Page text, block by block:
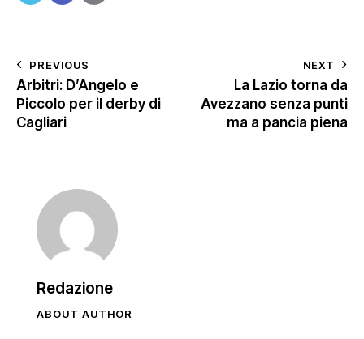
PREVIOUS
Arbitri: D’Angelo e
Piccolo per il derby di
Cagliari
NEXT
La Lazio torna da
Avezzano senza punti
ma a pancia piena
Redazione
ABOUT AUTHOR